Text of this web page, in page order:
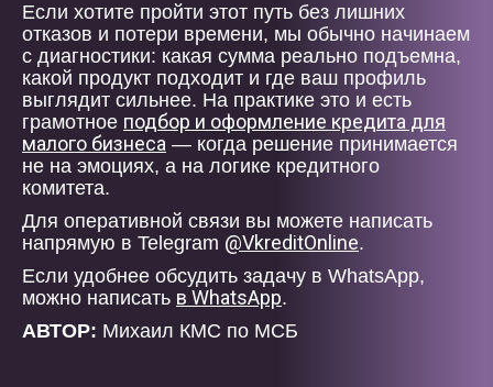
Если хотите пройти этот путь без лишних
отказов и потери времени, мы обычно начинаем
с диагностики: какая сумма реально подъемна,
какой продукт подходит и где ваш профиль
выглядит сильнее. На практике это и есть
грамотное подбор и оформление кредита для
малого бизнеса — когда решение принимается
не на эмоциях, а на логике кредитного
комитета.
Для оперативной связи вы можете написать
напрямую в Telegram @VkreditOnline.
Если удобнее обсудить задачу в WhatsApp,
можно написать в WhatsApp.
АВТОР: Михаил КМС по МСБ